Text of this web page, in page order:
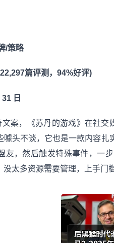
/策略
篇评测，94%好评)
日
文案，《苏丹的游戏》在社
噱头不谈，它也是一款内容
友，然后触发特殊事件，一
没太多资源需要管理，上手门